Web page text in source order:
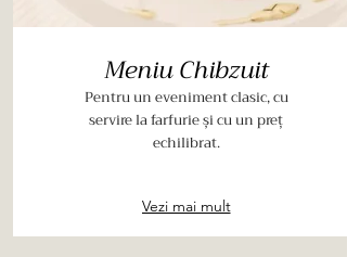
Meniu Chibzuit
Pentru un eveniment clasic, cu
servire la farfurie și cu un preț
echilibrat.
Vezi mai mult